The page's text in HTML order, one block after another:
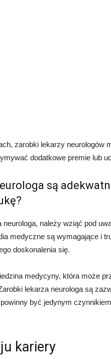
zarobki lekarzy neurologów
dodatkowe premie lub
są
należy wziąć pod
medyczne są wymagające i
doskonalenia się.
medycyny, która może
lekarza neurologa są
być jedynym
kariery